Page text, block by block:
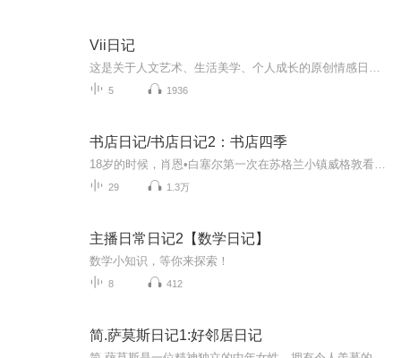
Vii日记
5 1936
书店日记/书店日记2：书店四季
29 1.3万
主播日常日记2【数学日记】
数学小知识，等你来探索！
8 412
简.萨莫斯日记1:好邻居日记